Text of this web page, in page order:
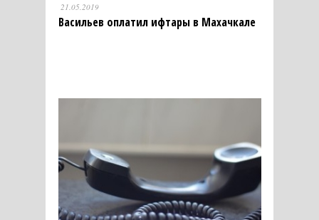
21.05.2019
Васильев оплатил ифтары в Махачкале